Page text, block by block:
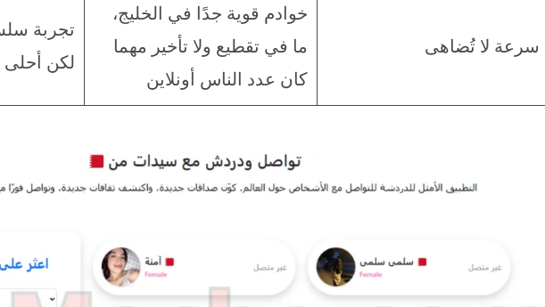
سرعة لا تُضاهى
خوادم قوية جدًا في الخليج،
ما في تقطيع ولا تأخير مهما
كان عدد الناس أونلاين
تجربة
لكن أحلى